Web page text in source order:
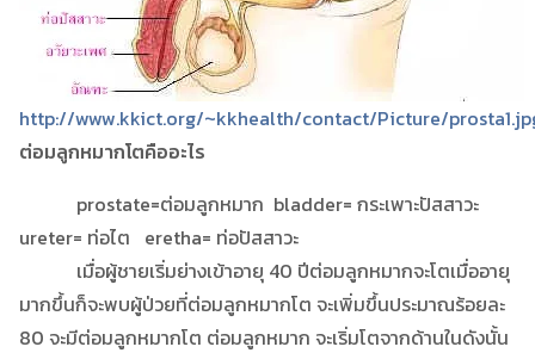
http://www.kkict.org/~kkhealth/contact/Picture/
ต่อมลูกหมากโตคืออะไร
prostate=ต่อมลูกหมาก bladder= กระเพาะปัสสาวะ
ureter= ท่อไต eretha= ท่อปัสสาวะ
เมื่อผู้ชายเริ่มย่างเข้าอายุ 40 ปีต่อมลูกหมากจะโตเมื่ออายุ
มากขึ้นก็จะพบผู้ป่วยที่ต่อมลูกหมากโต จะเพิ่มขึ้นประมาณร้อยละ
80 จะมีต่อมลูกหมากโต ต่อมลูกหมาก จะเริ่มโตจากด้านในดังนั้น